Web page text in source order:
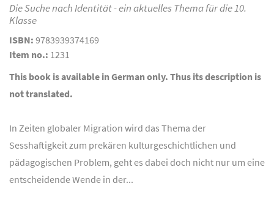
Die Suche nach Identität - ein aktuelles Thema für die 10.
Klasse
ISBN: 9783939374169
Item no.: 1231
This book is available in German only. Thus its description is
not translated.
In Zeiten globaler Migration wird das Thema der
Sesshaftigkeit zum prekären kulturgeschichtlichen und
pädagogischen Problem, geht es dabei doch nicht nur um eine
entscheidende Wende in der...